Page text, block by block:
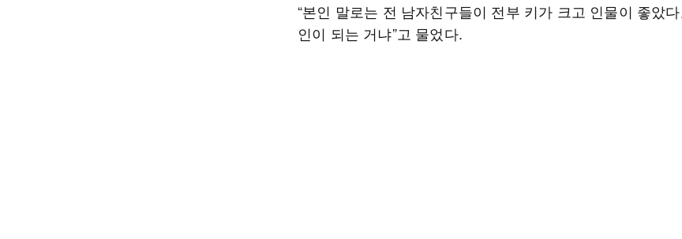
“본인 말로는 전 남자친구들이 전부 키가 크고 인물이 좋았
인이 되는 거냐”고 물었다.